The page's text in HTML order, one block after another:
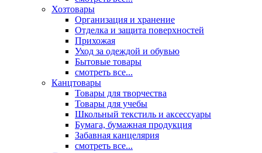
Хозтовары
Организация и хранение
Отделка и защита поверхностей
Прихожая
Уход за одеждой и обувью
Бытовые товары
смотреть все...
Канцтовары
Товары для творчества
Товары для учебы
Школьный текстиль и аксессуары
Бумага, бумажная продукция
Забавная канцелярия
смотреть все...